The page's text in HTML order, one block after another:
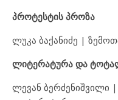
პროტესტის პროზა
ლუკა ბაქანიძე |
ლიტერატურა და
ლევან ბერძენიშვილი